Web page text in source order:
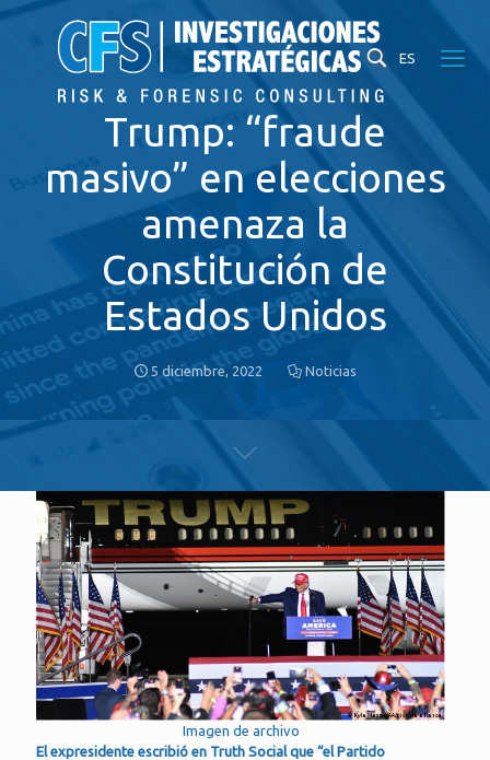
ES
Trump: “fraude
masivo” en elecciones
amenaza la
Constitución de
Estados Unidos
5 diciembre, 2022 Noticias
Imagen de archivo
El expresidente escribió en Truth Social que “el Partido